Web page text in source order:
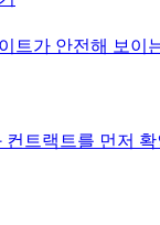
트가 안전해 보이
트랙트를 먼저 확